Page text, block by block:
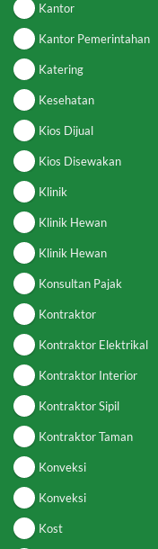
Kantor
Kantor Pemerintahan
Katering
Kesehatan
Kios Dijual
Kios Disewakan
Klinik
Klinik Hewan
Klinik Hewan
Konsultan Pajak
Kontraktor
Kontraktor Elektrikal
Kontraktor Interior
Kontraktor Sipil
Kontraktor Taman
Konveksi
Konveksi
Kost